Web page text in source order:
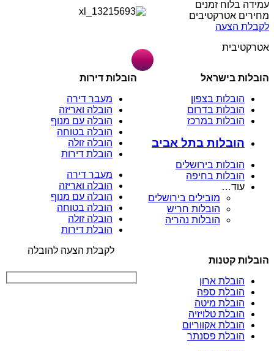
עמידה בלוח זמנים
מחירים אטרקטיבים
לקבלת הצעה
אטרקטיבית
הובלות בישראל
הובלות בצפון
הובלות בדרום
הובלות במרכז
הובלות בתל אביב
הובלות בירושלים
הובלות בחיפה
עוד…
מובילים בירושלים
הובלות חריש
הובלות נהריה
הובלות דירות
מעבר דירה
הובלה ואריזה
הובלה עם מנוף
הובלה בטוחה
הובלה זולה
הובלת דירות
מעבר דירה
הובלה ואריזה
הובלה עם מנוף
הובלה בטוחה
הובלה זולה
הובלת דירות
הובלות קטנות
הובלת ארון
הובלת ספה
הובלת מיטה
הובלת טלויזיה
הובלת אקווריום
הובלת פסנתר
לקבלת הצעה להובלה